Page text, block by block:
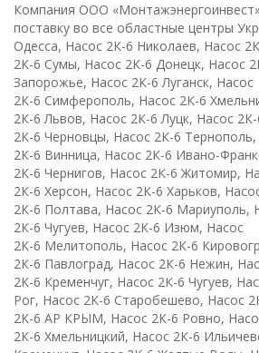
Компания ООО
поставку во все областные центры
Одесса, Насос 2К-6 Николаев, Насос
2К-6 Сумы, Насос 2К-6 Донецк, Насос
Запорожье, Насос 2К-6 Луганск, Насос
2К-6 Симферополь, Насос 2К-6
2К-6 Львов, Насос 2К-6 Луцк, Насос
2К-6 Черновцы, Насос 2К-6
2К-6 Винница, Насос 2К-6 Ивано-
2К-6 Чернигов, Насос 2К-6 Житомир,
2К-6 Херсон, Насос 2К-6 Харьков,
2К-6 Полтава, Насос 2К-6 Мариуполь,
2К-6 Чугуев, Насос 2К-6 Изюм, Насос
2К-6 Мелитополь, Насос 2К-6
2К-6 Павлоград, Насос 2К-6 Нежин,
2К-6 Кременчуг, Насос 2К-6 Чугуев,
Рог, Насос 2К-6 Старобешево, Насос
2К-6 АР КРЫМ, Насос 2К-6 Ровно,
2К-6 Хмельницкий, Насос 2К-6